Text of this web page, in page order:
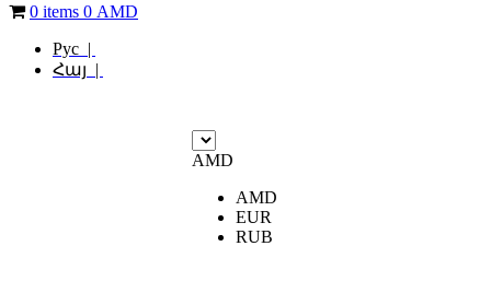
0 items 0 AMD
Рус |
Հայ |
AMD
AMD
EUR
RUB